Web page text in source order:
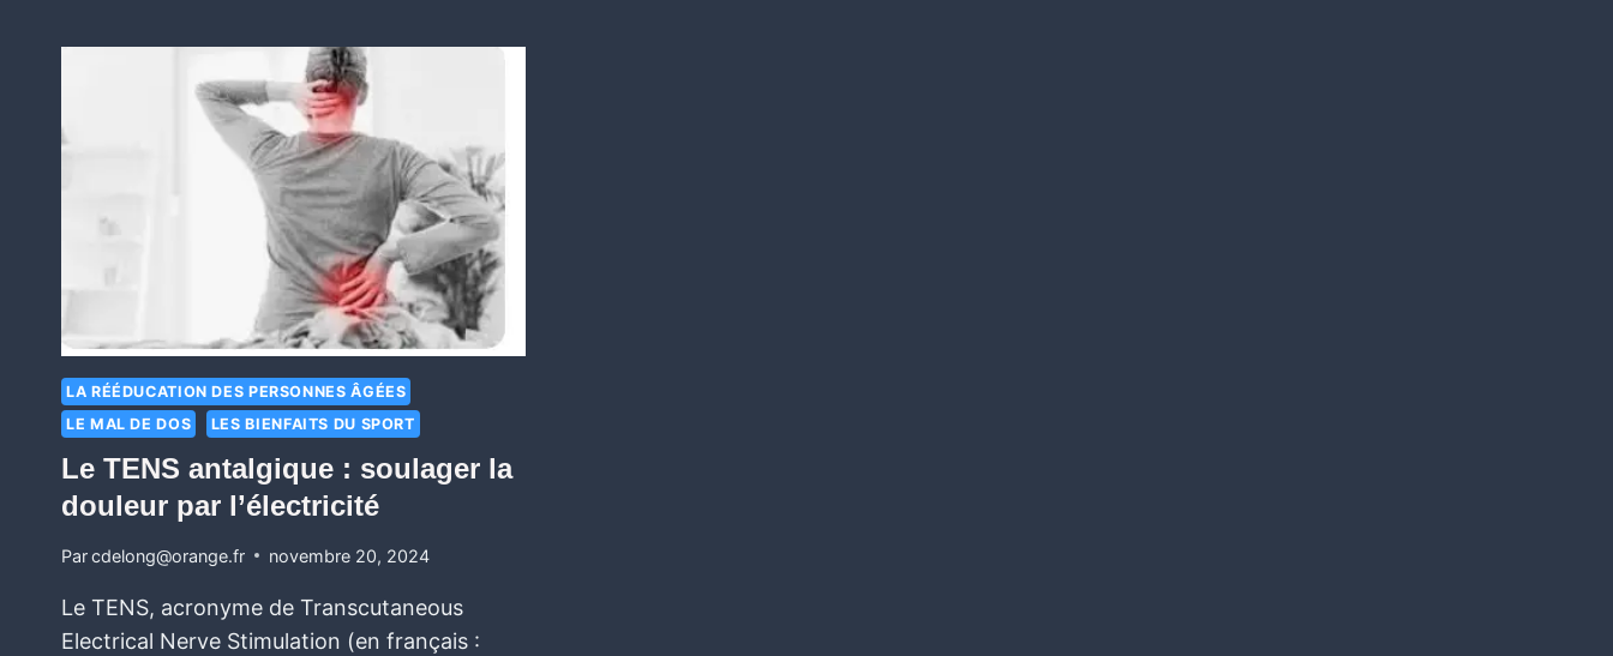
LA RÉÉDUCATION DES PERSONNES ÂGÉES
LE MAL DE DOS
LES BIENFAITS DU SPORT
Le TENS antalgique : soulager la
douleur par l’électricité
Parcdelong@orange.fr novembre 20, 2024
Le TENS, acronyme de Transcutaneous
Electrical Nerve Stimulation (en français :